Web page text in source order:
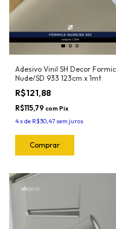
Adesivo Vinil SH Decor
Nude/SD 933 123cm x 1mt
R$121,88
R$115,79 com Pix
4xde R$30,47 sem juros